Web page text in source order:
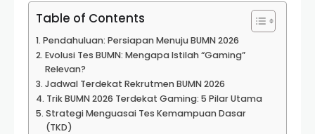
Table of Contents
Pendahuluan: Persiapan Menuju BUMN 2026
Evolusi Tes BUMN: Mengapa Istilah “Gaming”
Relevan?
Jadwal Terdekat Rekrutmen BUMN 2026
Trik BUMN 2026 Terdekat Gaming: 5 Pilar Utama
Strategi Menguasai Tes Kemampuan Dasar
(TKD)